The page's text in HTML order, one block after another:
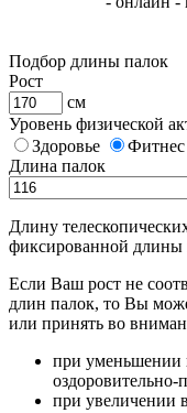
Подбор длины палок
Рост
см
Уровень физической
Здоровье
Фитнес
Длина палок
Длину
фиксированной
Если Ваш рост не
длин палок, то Вы
или принять во
при уменьшении
при увеличении